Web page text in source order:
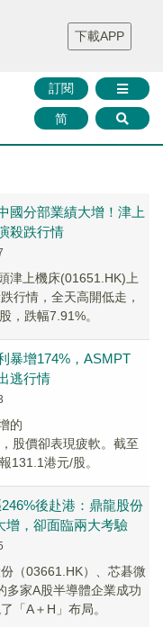
財華證券 媒體矩陣
智庫沙龍
聯絡我們
訂閱
简
下載APP
國分部業績大增！津上
殺跌行情
津上機床(01651.HK)上
行情，全天高開低走，
，跌幅7.91%。
暴增174%，ASMPT
逃行情
的
股價卻表現疲軟。截至
131.1港元/股。
後赴港：鼎龍股份
增，卻面臨兩大考驗
（03661.HK）、芯碁微
多家A股半導體企業成功
「A＋H」布局。